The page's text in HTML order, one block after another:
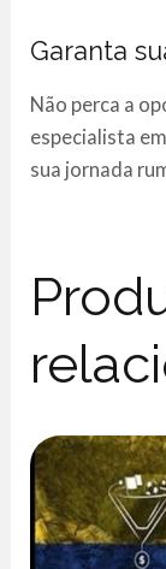
Garanta
Não perca a
especialista
sua jornada